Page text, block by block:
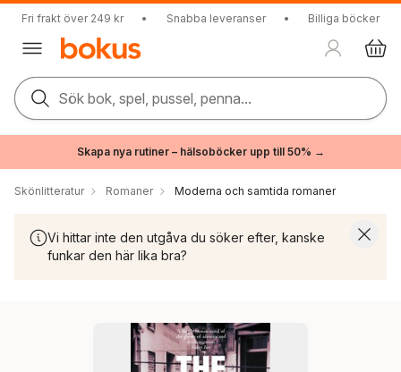
Fri frakt över 249 kr • Snabba leveranser • Billiga böcker
Sök bok, spel, pussel, penna...
Skapa nya rutiner – hälsoböcker upp till 50% →
Skönlitteratur Romaner Moderna och samtida romaner
Vi hittar inte den utgåva du söker efter, kanske
funkar den här lika bra?